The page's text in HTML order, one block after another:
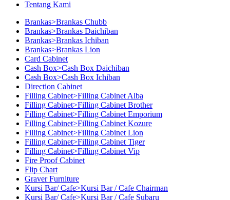
Tentang Kami
Brankas>Brankas Chubb
Brankas>Brankas Daichiban
Brankas>Brankas Ichiban
Brankas>Brankas Lion
Card Cabinet
Cash Box>Cash Box Daichiban
Cash Box>Cash Box Ichiban
Direction Cabinet
Filling Cabinet>Filling Cabinet Alba
Filling Cabinet>Filling Cabinet Brother
Filling Cabinet>Filling Cabinet Emporium
Filling Cabinet>Filling Cabinet Kozure
Filling Cabinet>Filling Cabinet Lion
Filling Cabinet>Filling Cabinet Tiger
Filling Cabinet>Filling Cabinet Vip
Fire Proof Cabinet
Flip Chart
Graver Furniture
Kursi Bar/ Cafe>Kursi Bar / Cafe Chairman
Kursi Bar/ Cafe>Kursi Bar / Cafe Subaru